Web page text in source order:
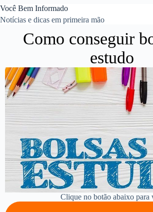
Você Bem Informado
Notícias e dicas em primeira mão
Como conseguir
estudo
Clique no botão abaixo para